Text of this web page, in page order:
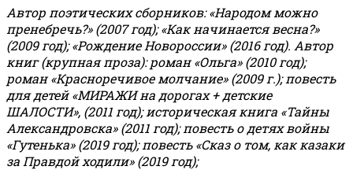
Автор поэтических сборников: «Народом можно
пренебречь?» (2007 год); «Как начинается весна?»
(2009 год); «Рождение Новороссии» (2016 год). Автор
книг (крупная проза): роман «Ольга» (2010 год);
роман «Красноречивое молчание» (2009 г.); повесть
для детей «МИРАЖИ на дорогах + детские
ШАЛОСТИ», (2011 год); историческая книга «Тайны
Александровска» (2011 год); повесть о детях войны
«Гутенька» (2019 год); повесть «Сказ о том, как казаки
за Правдой ходили» (2019 год);